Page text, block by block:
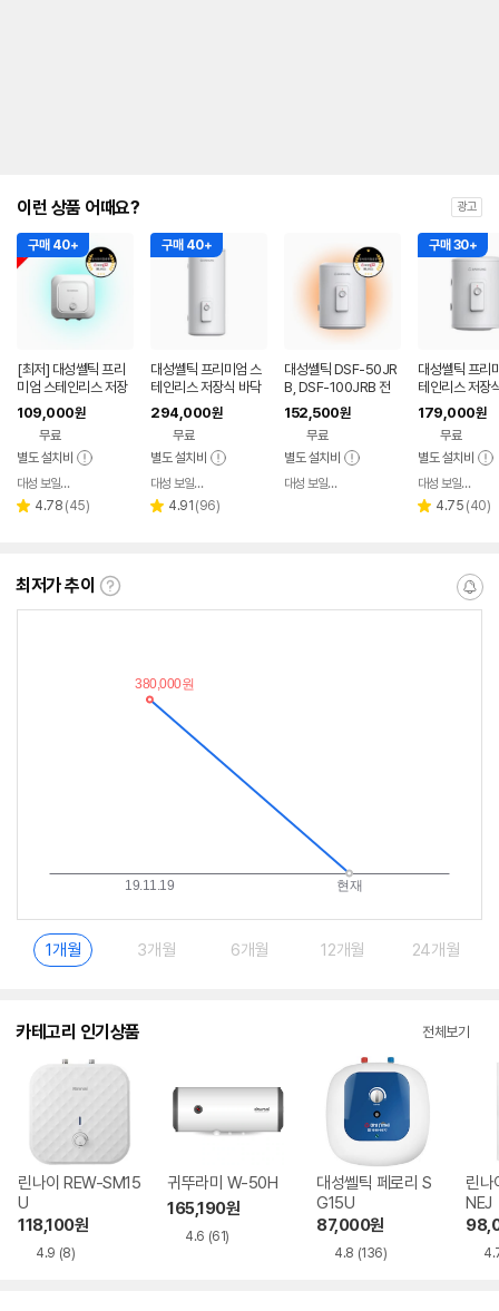
이런 상품 어때요? 광고
구매 40+
[최저] 대성쎌틱 프리
미엄 스테인리스 저장
식 스텐 전기온수기 R
ZS 15L 30L (OS/U
S) 서울 부산 인천 대구
대전 광주 울산 세종
109,000원
무료
별도 설치비
페이
대성 보일러온수기총판
별 4.78 리
(45)
구매 40+
대성쎌틱 프리미엄 스
테인리스 저장식 바닥
형 스텐 전기온수기 D
SF-JRBS 100L
294,000원
무료
별도 설치비
대성 보일러온수기총판
별 4.91 리
(96)
대성쎌틱 DSF-50JR
B, DSF-100JRB 전
기온수기 법랑바닥형
152,500원
무료
별도 설치비
대성 보일러온수기총판
구매 30+
대성쎌틱 프리
테인리스 저장
형 스텐 전기온
SF-JRBS 50L
179,000원
무료
별도 설치비
대성 보일러온수기총판
별 4.75 리
(40)
최저가 추이
최
알
1개월 3개월 6개월 12개월 24개월
카테고리 인기상품 전체보기
린나이 REW-SM15
U
118,100원
4.9 (8)
귀뚜라미 W-50H
165,190원
4.6 (61)
대성쎌틱 페로리 S
G15U
87,000원
4.8 (136)
린
NEJ